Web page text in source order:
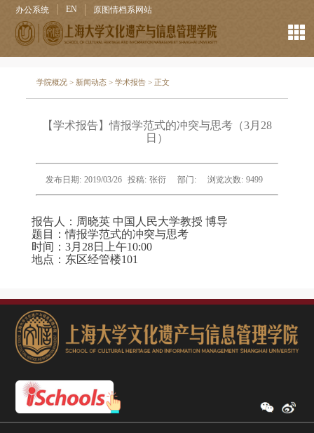
办公系统 EN 原图情档系网站
学院概况 > 新闻动态 >学术报告 > 正文
【学术报告】情报学范式的冲突与思考（3月28
日）
发布日期: 2019/03/26 投稿: 张衍 部门: 浏览次数: 9499
报告人：周晓英 中国人民大学教授 博导
题目：情报学范式的冲突与思考
时间：3月28日上午10:00
地点：东区经管楼101